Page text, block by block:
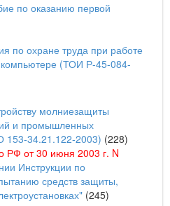
по оказанию первой
по охране труда при работе
(ТОИ Р-45-084-
молниезащиты
и промышленных
153-34.21.122-2003) (228)
РФ от 30 июня 2003 г. N
Инструкции по
средств защиты,
(245)